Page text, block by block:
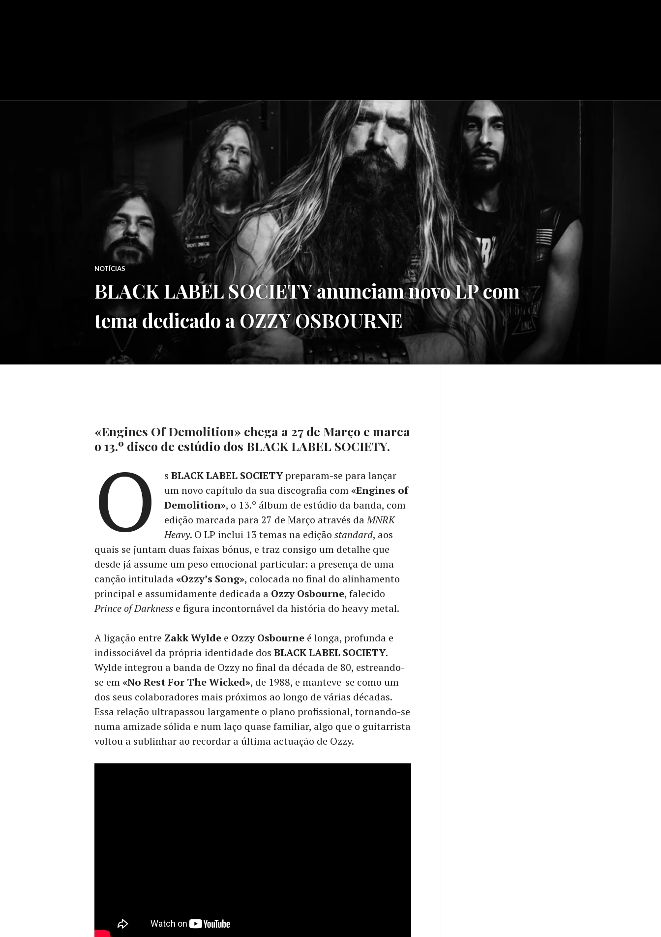
NOTÍCIAS
BLACK LABEL SOCIETY anunciam novo LP com
tema dedicado a OZZY OSBOURNE
«Engines Of Demolition» chega a 27 de Março e marca
o 13.º disco de estúdio dos BLACK LABEL SOCIETY.
O s BLACK LABEL SOCIETYpreparam-se para lançar
um novo capítulo da sua discografia com«Engines of
Demolition», o 13.º álbum de estúdio da banda, com
edição marcada para 27 de Março através daMNRK
Heavy. O LP inclui 13 temas na edição standard, aos
quais se juntam duas faixas bónus, e traz consigo um detalhe que
desde já assume um peso emocional particular: a presença de uma
canção intitulada«Ozzy’s Song», colocada no final do alinhamento
principal e assumidamente dedicada a Ozzy Osbourne, falecido
Prince of Darkness e figura incontornável da história do heavy metal.
A ligação entre Zakk Wylde e Ozzy Osbourne é longa, profunda e
indissociável da própria identidade dos BLACK LABEL SOCIETY.
Wylde integrou a banda de Ozzy no final da década de 80, estreando-
se em«No Rest For The Wicked», de 1988, e manteve-se como um
dos seus colaboradores mais próximos ao longo de várias décadas.
Essa relação ultrapassou largamente o plano profissional, tornando-se
numa amizade sólida e num laço quase familiar, algo que o guitarrista
voltou a sublinhar ao recordar a última actuação de Ozzy.